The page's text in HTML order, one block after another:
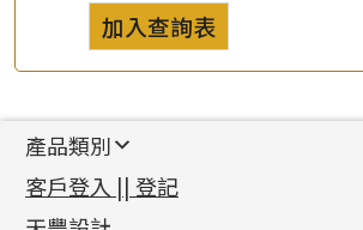
加入查詢表
產品類別
新產品
足金系列
客戶登入 || 登記